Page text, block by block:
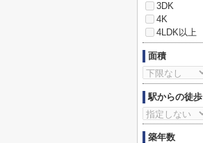
3DK
4K
4LDK以上
面積
駅からの徒歩
築年数